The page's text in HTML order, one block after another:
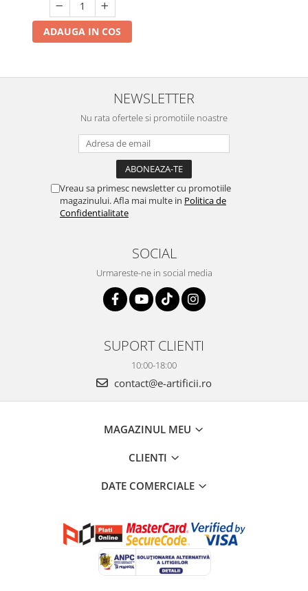
ADAUGA IN COS
NEWSLETTER
Nu rata ofertele si promotiile noastre
Vreau sa primesc newsletter cu promotiile
magazinului. Afla mai multe in Politica de
Confidentialitate
SOCIAL
Urmareste-ne in social media
SUPORT CLIENTI
10:00-18:00
contact@e-artificii.ro
MAGAZINUL MEU
CLIENTI
DATE COMERCIALE